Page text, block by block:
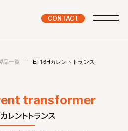
CONTACT
品一覧 EI-16Hカレントトランス
transformer
レントトランス